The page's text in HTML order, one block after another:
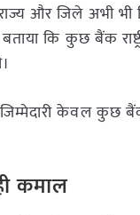
और जिले अभी
कि कुछ बैंक
केवल कुछ
कमाल